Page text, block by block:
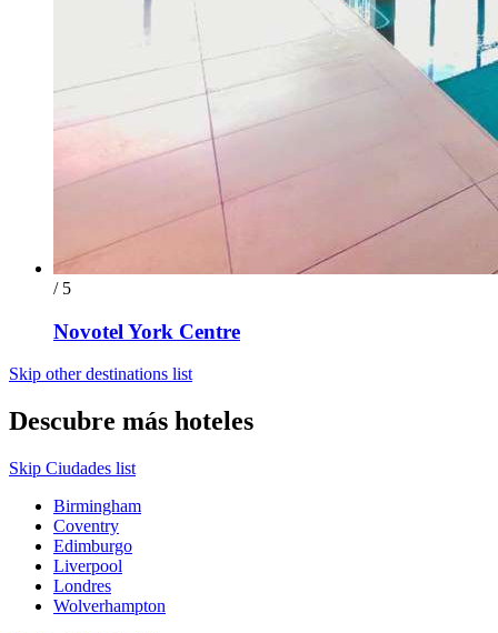
/ 5
Novotel York Centre
Skip other destinations list
Descubre más hoteles
Skip Ciudades list
Birmingham
Coventry
Edimburgo
Liverpool
Londres
Wolverhampton